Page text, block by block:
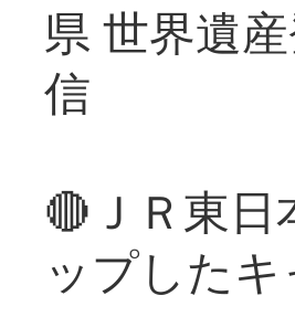
県 世界遺
信
🔴ＪＲ東
ップした